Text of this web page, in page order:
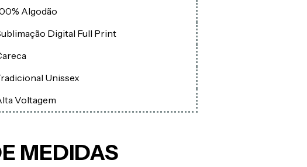
Algodão
Digital Full Print
Unissex
Voltagem
MEDIDAS